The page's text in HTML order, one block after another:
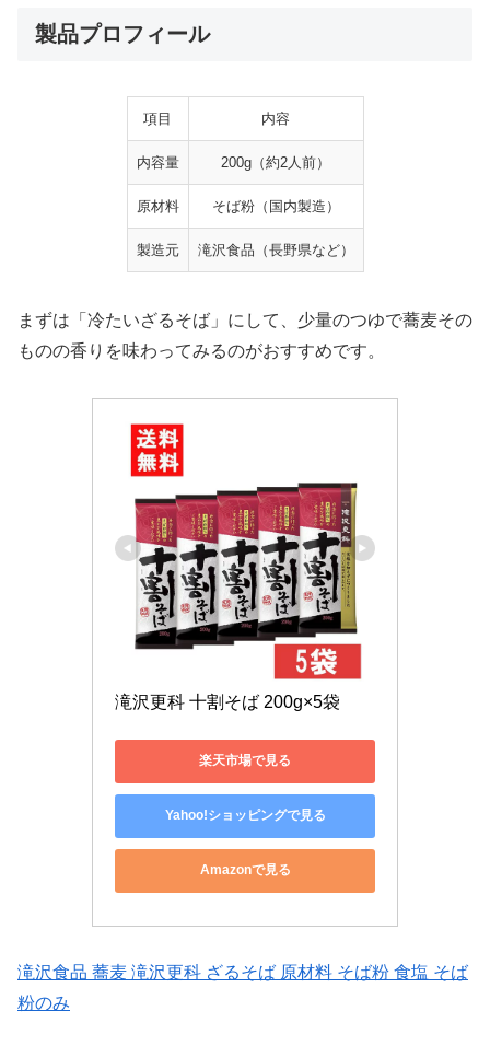
製品プロフィール
項目 内容
内容量 200g（約2人前）
原材料 そば粉（国内製造）
製造元 滝沢食品（長野県など）
まずは「冷たいざるそば」にして、少量のつゆで蕎麦その
ものの香りを味わってみるのがおすすめです。
滝沢更科 十割そば 200g×5袋
楽天市場で見る
Yahoo!ショッピングで見る
Amazonで見る
滝沢食品 蕎麦 滝沢更科 ざるそば 原材料 そば粉 食塩 そば
粉のみ